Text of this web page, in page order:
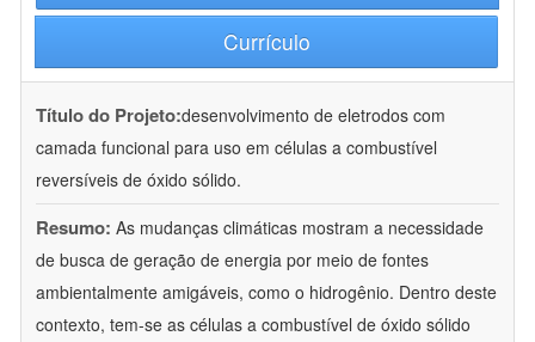
Currículo
Título do Projeto:desenvolvimento de eletrodos com
camada funcional para uso em células a combustível
reversíveis de óxido sólido.
Resumo: As mudanças climáticas mostram a necessidade
de busca de geração de energia por meio de fontes
ambientalmente amigáveis, como o hidrogênio. Dentro deste
contexto, tem-se as células a combustível de óxido sólido